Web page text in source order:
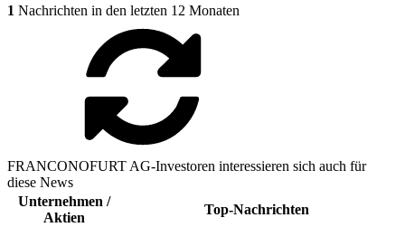
1 Nachrichten in den letzten 12 Monaten
FRANCONOFURT AG-Investoren interessieren sich auch für
diese News
Unternehmen /
Aktien
Top-Nachrichten